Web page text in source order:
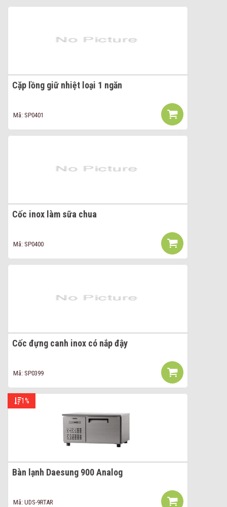
Cặp lồng giữ nhiệt loại 1 ngăn
Mã: SP0401
Cốc inox làm sữa chua
Mã: SP0400
Cốc đựng canh inox có nắp đậy
Mã: SP0399
1%
Bàn lạnh Daesung 900 Analog
Mã: UDS-9RTAR